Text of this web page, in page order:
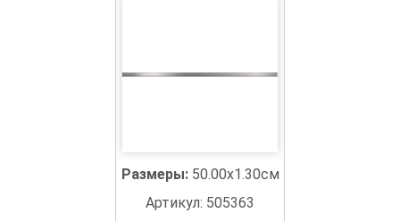
Размеры: 50.00x1.30см
Артикул: 505363